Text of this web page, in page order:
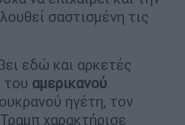
σαστισμένη τις
εδώ και αρκετές
του αμερικανού
ηγέτη, τον
χαρακτήρισε